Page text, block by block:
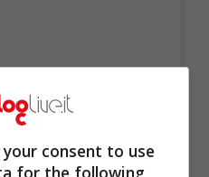
consent to use
for the following